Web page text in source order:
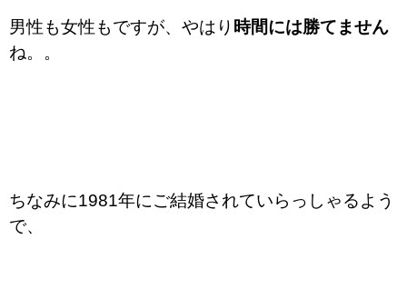
男性も女性もですが、やはり 時間には勝てません
ね。。
ちなみに1981年にご結婚されていらっしゃるよう
で、